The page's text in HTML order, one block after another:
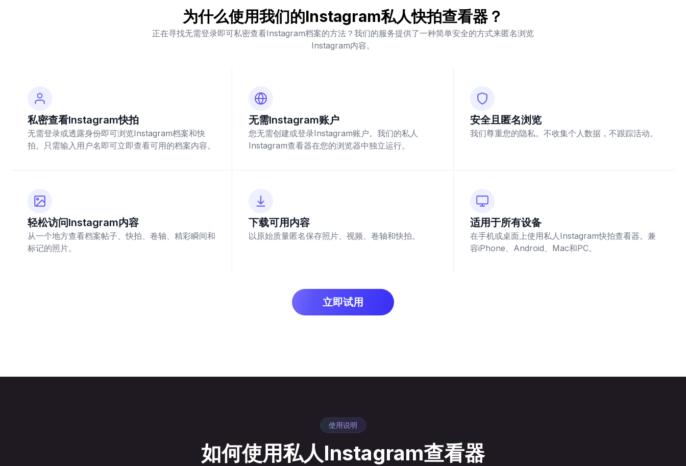
为什么使用我们的Instagram私人快拍查看器？
正在寻找无需登录即可私密查看Instagram档案的方法？我们的服务提供了一种简单安全的方式来匿名浏览
Instagram内容。
私密查看Instagram快拍
无需登录或透露身份即可浏览Instagram档案和快
拍。只需输入用户名即可立即查看可用的档案内容。
无需Instagram账户
您无需创建或登录Instagram账户。我们的私人
Instagram查看器在您的浏览器中独立运行。
安全且匿名浏览
我们尊重您的隐私。不收集个人数据，不跟踪活动。
轻松访问Instagram内容
从一个地方查看档案帖子、快拍、卷轴、精彩瞬间和
标记的照片。
下载可用内容
以原始质量匿名保存照片、视频、卷轴和快拍。
适用于所有设备
在手机或桌面上使用私人Instagram快拍查看器。兼
容iPhone、Android、Mac和PC。
立即试用
使用说明
如何使用私人Instagram查看器